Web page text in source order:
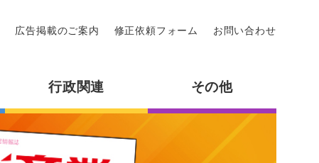
広告掲載のご案内 修正依頼フォーム お問い合わせ
行政関連 その他